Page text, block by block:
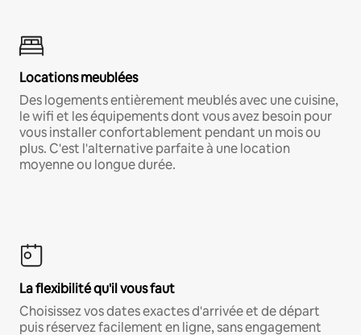
Locations meublées
Des logements entièrement meublés avec une cuisine,
le wifi et les équipements dont vous avez besoin pour
vous installer confortablement pendant un mois ou
plus. C'est l'alternative parfaite à une location
moyenne ou longue durée.
La flexibilité qu'il vous faut
Choisissez vos dates exactes d'arrivée et de départ
puis réservez facilement en ligne, sans engagement